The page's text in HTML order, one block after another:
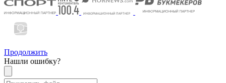
Продолжить
Нашли ошибку?